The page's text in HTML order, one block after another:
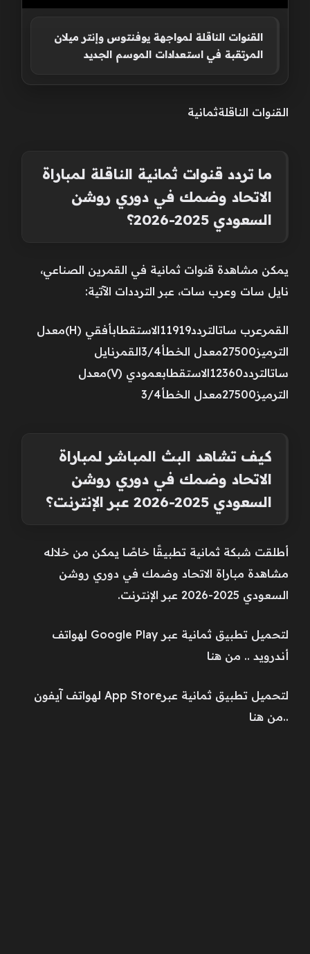
القنوات الناقلة لمواجهة يوفنتوس وإنتر ميلان
المرتقبة في استعدادات الموسم الجديد
القنوات الناقلةثمانية
ما تردد قنوات ثمانية الناقلة لمباراة
الاتحاد وضمك في دوري روشن
السعودي 2025-2026؟
يمكن مشاهدة قنوات ثمانية في القمرين الصناعي،
نايل سات وعرب سات، عبر الترددات الآتية:
القمرعرب ساتالتردد11919الاستقطابأفقي (H)معدل
الترميز27500معدل الخطأ3/4القمرنايل
ساتالتردد12360الاستقطابعمودي (V)معدل
الترميز27500معدل الخطأ3/4
كيف تشاهد البث المباشر لمباراة
الاتحاد وضمك في دوري روشن
السعودي 2025-2026 عبر الإنترنت؟
أطلقت شبكة ثمانية تطبيقًا خاصًا يمكن من خلاله
مشاهدة مباراة الاتحاد وضمك في دوري روشن
السعودي 2025-2026 عبر الإنترنت.
لتحميل تطبيق ثمانية عبر Google Play لهواتف
أندرويد .. من هنا
لتحميل تطبيق ثمانية عبرApp Store لهواتف آيفون
..من هنا